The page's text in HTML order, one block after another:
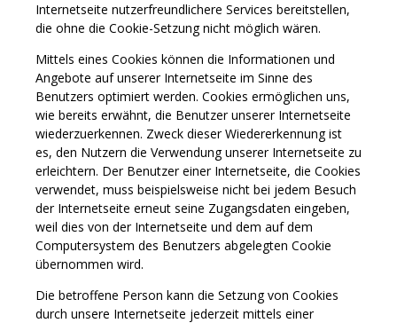
Internetseite nutzerfreundlichere Services bereitstellen,
die ohne die Cookie-Setzung nicht möglich wären.
Mittels eines Cookies können die Informationen und
Angebote auf unserer Internetseite im Sinne des
Benutzers optimiert werden. Cookies ermöglichen uns,
wie bereits erwähnt, die Benutzer unserer Internetseite
wiederzuerkennen. Zweck dieser Wiedererkennung ist
es, den Nutzern die Verwendung unserer Internetseite zu
erleichtern. Der Benutzer einer Internetseite, die Cookies
verwendet, muss beispielsweise nicht bei jedem Besuch
der Internetseite erneut seine Zugangsdaten eingeben,
weil dies von der Internetseite und dem auf dem
Computersystem des Benutzers abgelegten Cookie
übernommen wird.
Die betroffene Person kann die Setzung von Cookies
durch unsere Internetseite jederzeit mittels einer